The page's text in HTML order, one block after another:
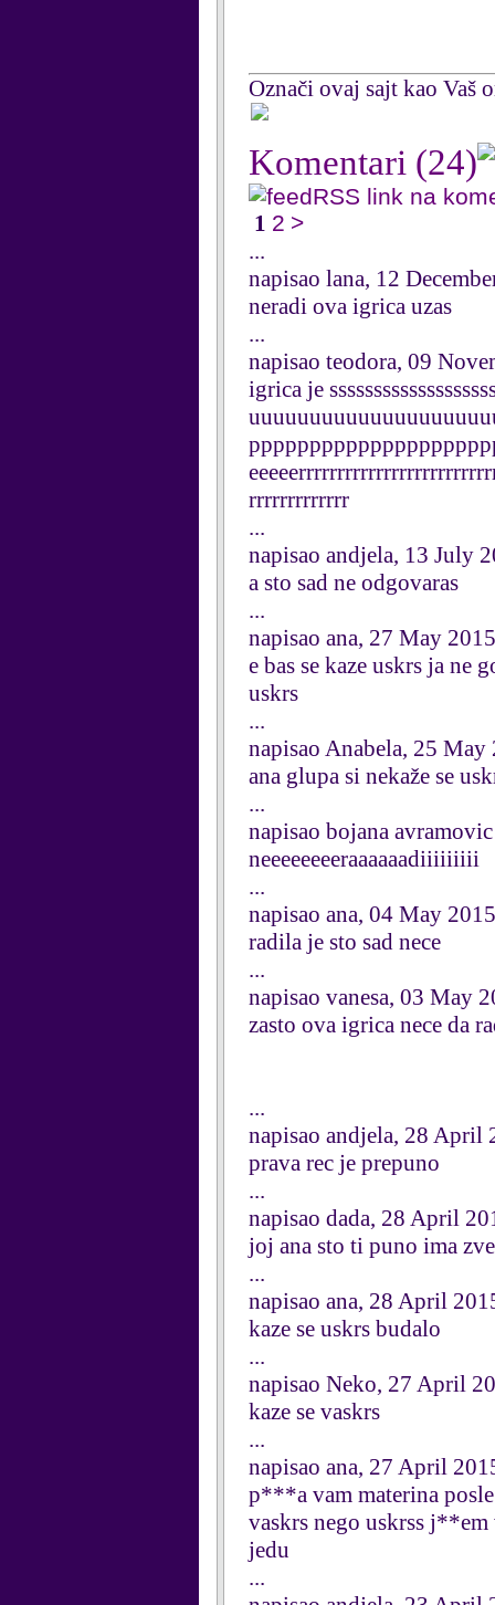
Označi ovaj sajt kao Vaš
Komentari (24)
RSS link na
1 2 >
...
napisao lana, 12
neradi ova igrica uzas
...
napisao teodora, 09
igrica je
rrrrrrrrrrrrr
...
napisao andjela, 13 July
a sto sad ne odgovaras
...
napisao ana, 27 May 2015
e bas se kaze uskrs ja ne
uskrs
...
napisao Anabela, 25 May
ana glupa si nekaže se
...
napisao bojana
neeeeeeeeraaaaaadiiiiiiiii
...
napisao ana, 04 May 2015
radila je sto sad nece
...
napisao vanesa, 03 May
zasto ova igrica nece da
...
napisao andjela, 28 April
prava rec je prepuno
...
napisao dada, 28 April
joj ana sto ti puno ima
...
napisao ana, 28 April
kaze se uskrs budalo
...
napisao Neko, 27 April
kaze se vaskrs
...
napisao ana, 27 April
p***a vam materina
vaskrs nego uskrss
jedu
...